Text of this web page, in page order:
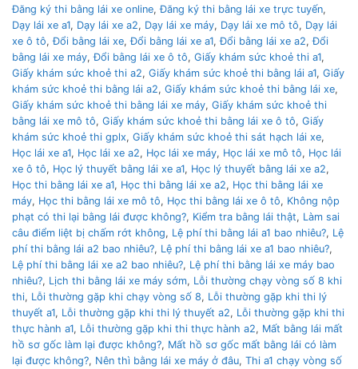
Đăng ký thi bằng lái xe online,Đăng ký thi bằng lái xe trực tuyến,
Dạy lái xe a1, Dạy lái xe a2, Dạy lái xe máy, Dạy lái xe mô tô, Dạy lái
xe ô tô,Đổi bằng lái xe,Đổi bằng lái xe a1,Đổi bằng lái xe a2,Đổi
bằng lái xe máy,Đổi bằng lái xe ô tô, Giấy khám sức khoẻ thi a1,
Giấy khám sức khoẻ thi a2, Giấy khám sức khoẻ thi bằng lái a1, Giấy
khám sức khoẻ thi bằng lái a2, Giấy khám sức khoẻ thi bằng lái xe,
Giấy khám sức khoẻ thi bằng lái xe máy, Giấy khám sức khoẻ thi
bằng lái xe mô tô, Giấy khám sức khoẻ thi bằng lái xe ô tô, Giấy
khám sức khoẻ thi gplx, Giấy khám sức khoẻ thi sát hạch lái xe,
Học lái xe a1, Học lái xe a2, Học lái xe máy, Học lái xe mô tô, Học lái
xe ô tô, Học lý thuyết bằng lái xe a1, Học lý thuyết bằng lái xe a2,
Học thi bằng lái xe a1, Học thi bằng lái xe a2, Học thi bằng lái xe
máy, Học thi bằng lái xe mô tô, Học thi bằng lái xe ô tô, Không nộp
phạt có thi lại bằng lái được không?, Kiểm tra bằng lái thật, Làm sai
câu điểm liệt bị chấm rớt không, Lệ phí thi bằng lái a1 bao nhiêu?, Lệ
phí thi bằng lái a2 bao nhiêu?, Lệ phí thi bằng lái xe a1 bao nhiêu?,
Lệ phí thi bằng lái xe a2 bao nhiêu?, Lệ phí thi bằng lái xe máy bao
nhiêu?, Lịch thi bằng lái xe máy sớm, Lỗi thường chạy vòng số 8 khi
thi, Lỗi thường gặp khi chạy vòng số 8, Lỗi thường gặp khi thi lý
thuyết a1, Lỗi thường gặp khi thi lý thuyết a2, Lỗi thường gặp khi thi
thực hành a1, Lỗi thường gặp khi thi thực hành a2, Mất bằng lái mất
hồ sơ gốc làm lại được không?, Mất hồ sơ gốc mất bằng lái có làm
lại được không?, Nên thì bằng lái xe máy ở đâu, Thi a1 chạy vòng số